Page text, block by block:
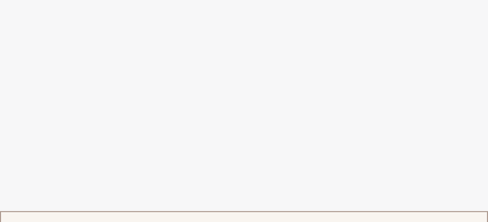
Behandlung reagiert?